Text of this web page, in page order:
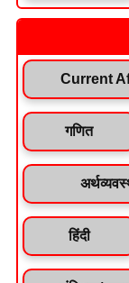
Current
गणित
हिंदी